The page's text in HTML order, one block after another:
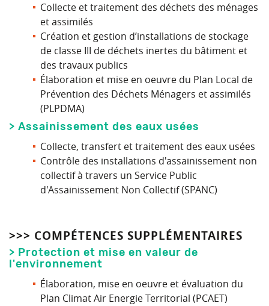
Collecte et traitement des déchets des ménages
et assimilés
Création et gestion d’installations de stockage
de classe III de déchets inertes du bâtiment et
des travaux publics
Élaboration et mise en oeuvre du Plan Local de
Prévention des Déchets Ménagers et assimilés
(PLPDMA)
> Assainissement des eaux usées
Collecte, transfert et traitement des eaux usées
Contrôle des installations d'assainissement non
collectif à travers un Service Public
d'Assainissement Non Collectif (SPANC)
>>> COMPÉTENCES SUPPLÉMENTAIRES
> Protection et mise en valeur de
l'environnement
Élaboration, mise en oeuvre et évaluation du
Plan Climat Air Energie Territorial (PCAET)